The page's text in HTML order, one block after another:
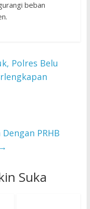
beban
Polres Belu
PRHB
→
Suka